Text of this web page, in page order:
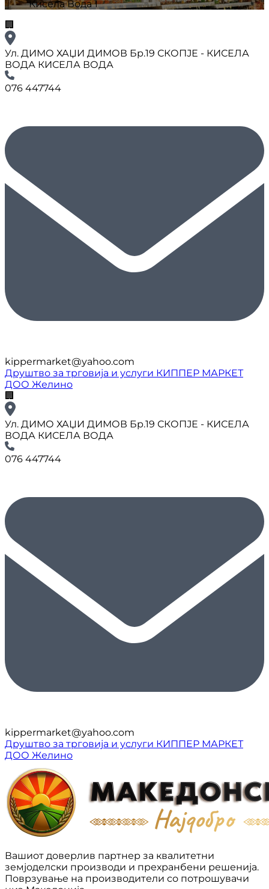
Кисела Вода 1
🏢
Ул. ДИМО ХАЏИ ДИМОВ Бр.19 СКОПЈЕ - КИСЕЛА
ВОДА КИСЕЛА ВОДА
076 447744
kippermarket@yahoo.com
Друштво за трговија и услуги КИППЕР МАРКЕТ
ДОО Желино
🏢
Ул. ДИМО ХАЏИ ДИМОВ Бр.19 СКОПЈЕ - КИСЕЛА
ВОДА КИСЕЛА ВОДА
076 447744
kippermarket@yahoo.com
Друштво за трговија и услуги КИППЕР МАРКЕТ
ДОО Желино
Вашиот доверлив партнер за квалитетни
земјоделски производи и прехранбени решенија.
Поврзување на производители со потрошувачи